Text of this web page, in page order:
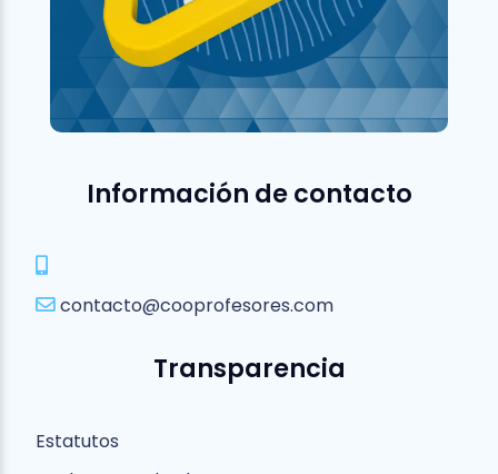
Información de contacto
contacto@cooprofesores.com
Transparencia
Estatutos